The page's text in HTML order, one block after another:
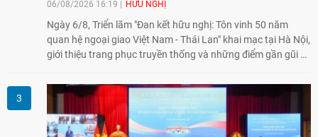
06/08/2026 16:19 HỮU NGHỊ
Ngày 6/8, Triển lãm "Đan kết hữu nghị: Tôn vinh 50 năm
quan hệ ngoại giao Việt Nam - Thái Lan" khai mạc tại Hà Nội,
giới thiệu trang phục truyền thống và những điểm gần gũi về
giao lưu nhân dân trong chặng đường nửa thế kỷ quan hệ
song phương.